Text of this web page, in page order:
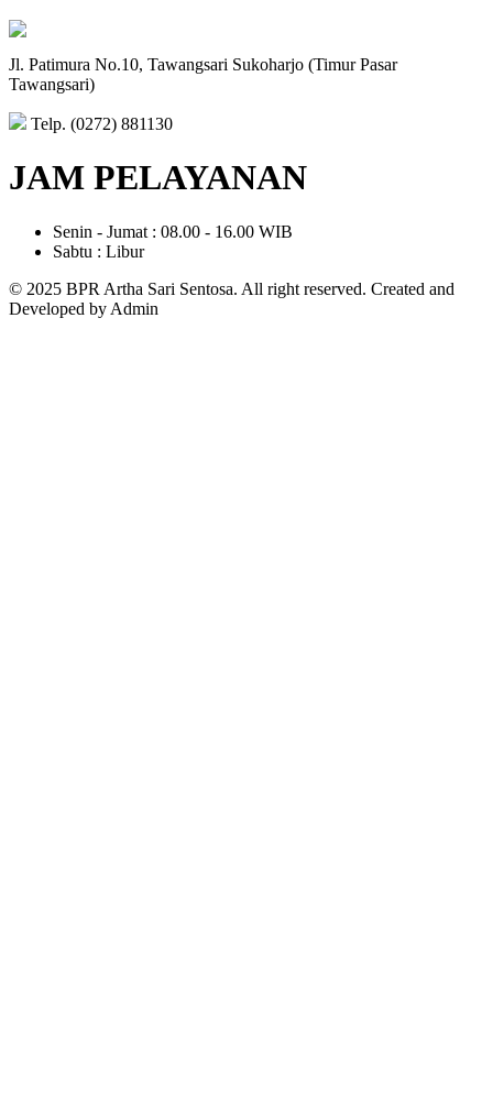
Jl. Patimura No.10, Tawangsari Sukoharjo (Timur Pasar
Tawangsari)
Telp. (0272) 881130
JAM PELAYANAN
Senin - Jumat : 08.00 - 16.00 WIB
Sabtu : Libur
© 2025 BPR Artha Sari Sentosa. All right reserved. Created and
Developed by Admin